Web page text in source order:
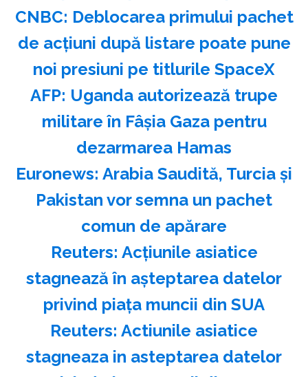
CNBC: Deblocarea primului pachet
de acţiuni după listare poate pune
noi presiuni pe titlurile SpaceX
AFP: Uganda autorizează trupe
militare în Fâşia Gaza pentru
dezarmarea Hamas
Euronews: Arabia Saudită, Turcia şi
Pakistan vor semna un pachet
comun de apărare
Reuters: Acţiunile asiatice
stagnează în aşteptarea datelor
privind piaţa muncii din SUA
Reuters: Actiunile asiatice
stagneaza in asteptarea datelor